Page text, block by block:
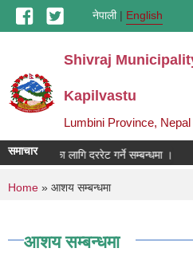
Skip to main contentनेपाली English
Shivraj
Kapilvastu
Lumbini Province, Nepal
समाचार
प्रयोजनका लागि दररेट गर्ने सम्बन्धमा ।
You are here
Home » आशय सम्बन्धमा
आशय सम्बन्धमा